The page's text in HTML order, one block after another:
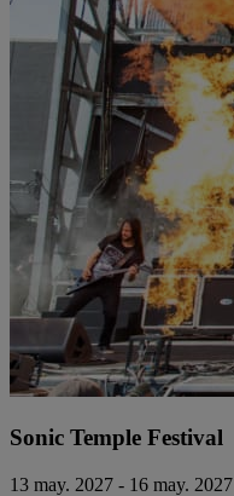
Sonic Temple Festival
13 may. 2027 - 16 may. 2027